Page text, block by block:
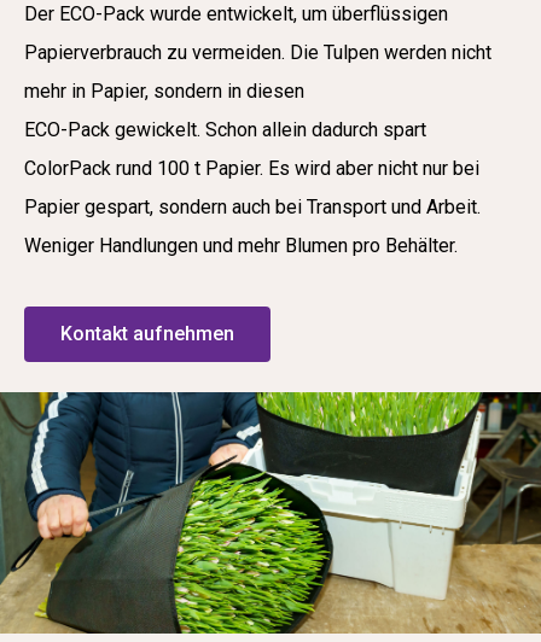
Der ECO-Pack wurde entwickelt, um überflüssigen
Papierverbrauch zu vermeiden. Die Tulpen werden nicht
mehr in Papier, sondern in diesen
ECO-Pack gewickelt. Schon allein dadurch spart
ColorPack rund 100 t Papier. Es wird aber nicht nur bei
Papier gespart, sondern auch bei Transport und Arbeit.
Weniger Handlungen und mehr Blumen pro Behälter.
Kontakt aufnehmen